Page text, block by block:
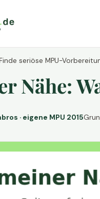
seriöse MPU-
Nähe:
· eigene MPU 2015